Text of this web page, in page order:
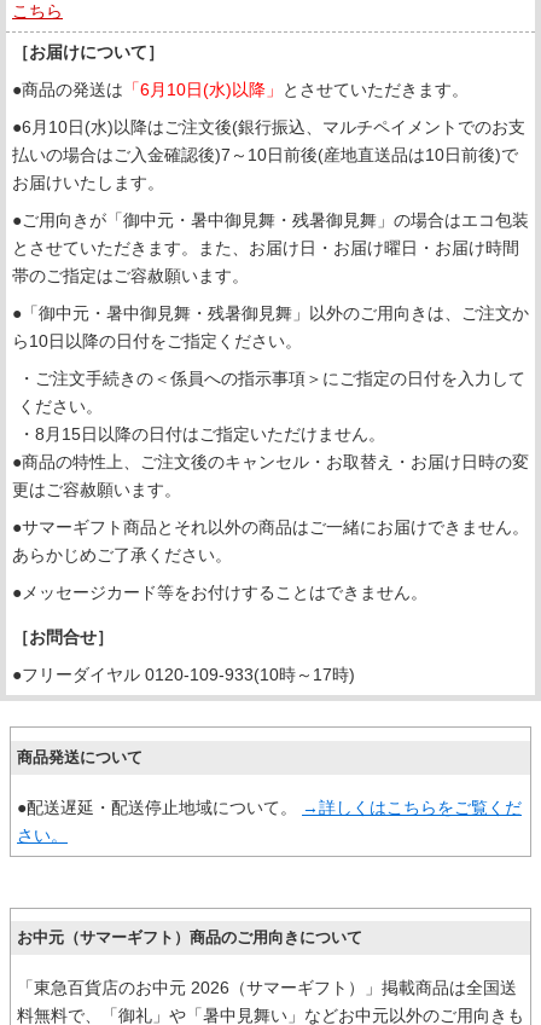
こちら
［お届けについて］
●商品の発送は 「6月10日(水)以降」
とさせていただきます。
●6月10日(水)以降はご注文後(銀行振込、マルチペイメントでのお支
払いの場合はご入金確認後)7～10日前後(産地直送品は10日前後)で
お届けいたします。
●ご用向きが「御中元・暑中御見舞・残暑御見舞」の場合はエコ包装
とさせていただきます。また、お届け日・お届け曜日・お届け時間
帯のご指定はご容赦願います。
●「御中元・暑中御見舞・残暑御見舞」以外のご用向きは、ご注文か
ら10日以降の日付をご指定ください。
・ご注文手続きの＜係員への指示事項＞にご指定の日付を入力して
ください。
・8月15日以降の日付はご指定いただけません。
●商品の特性上、ご注文後のキャンセル・お取替え・お届け日時の変
更はご容赦願います。
●サマーギフト商品とそれ以外の商品はご一緒にお届けできません。
あらかじめご了承ください。
●メッセージカード等をお付けすることはできません。
［お問合せ］
●フリーダイヤル 0120-109-933(10時～17時)
商品発送について
●配送遅延・配送停止地域について。
→詳しくはこちらをご覧くだ
さい。
お中元（サマーギフト）商品のご用向きについて
「東急百貨店のお中元 2026（サマーギフト）」掲載商品は全国送
料無料で、「御礼」や「暑中見舞い」などお中元以外のご用向きも